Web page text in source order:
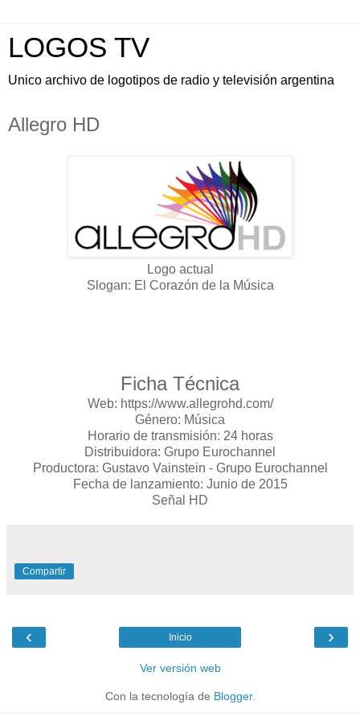
LOGOS TV
Unico archivo de logotipos de radio y televisión argentina
Allegro HD
Logo actual
Slogan: El Corazón de la Música
Ficha Técnica
Web: https://www.allegrohd.com/
Género: Música
Horario de transmisión: 24 horas
Distribuidora: Grupo Eurochannel
Productora: Gustavo Vainstein - Grupo Eurochannel
Fecha de lanzamiento: Junio de 2015
Señal HD
Compartir
‹ ›
Inicio
Ver versión web
Con la tecnología de Blogger.